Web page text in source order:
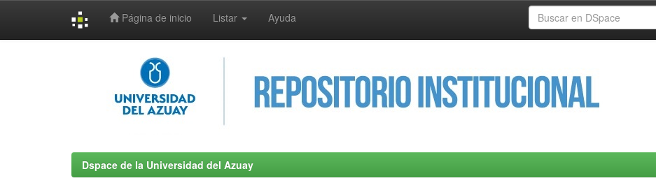
Página de inicio Listar Ayuda
Dspace de la Universidad del Azuay